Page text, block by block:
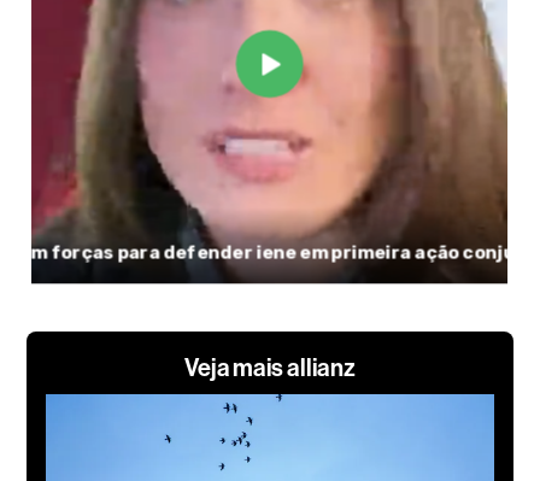
Veja mais allianz